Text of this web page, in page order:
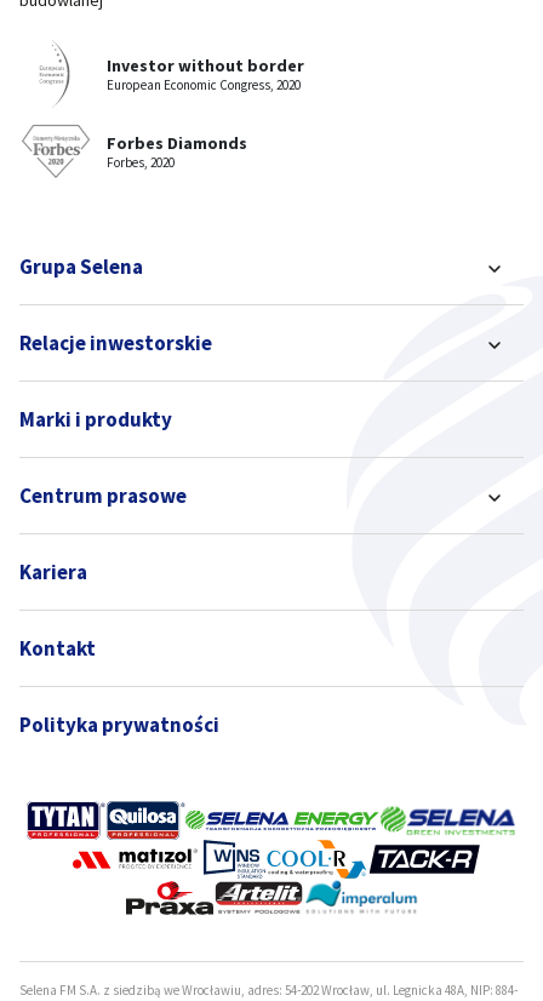
Investor without border
European Economic Congress, 2020
Forbes Diamonds
Forbes, 2020
Grupa Selena
Relacje inwestorskie
Marki i produkty
Centrum prasowe
Kariera
Kontakt
Polityka prywatności
Selena FM S.A. z siedzibą we Wrocławiu, adres: 54-202 Wrocław, ul. Legnicka 48A, NIP: 884-